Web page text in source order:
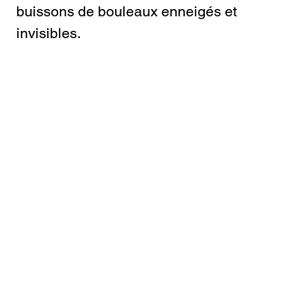
buissons de bouleaux enneigés et
invisibles.